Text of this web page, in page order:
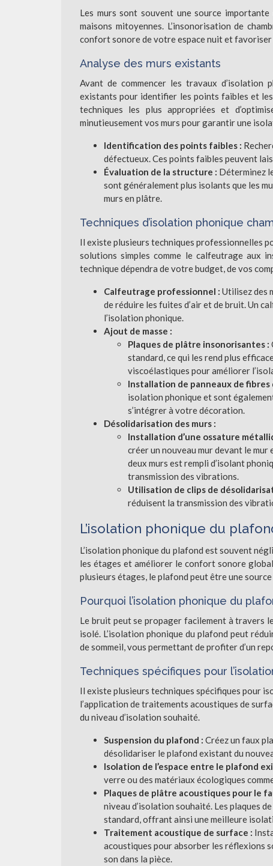
Les murs sont souvent une source
maisons mitoyennes. L’insonorisation de
confort sonore de votre espace nuit et favoriser
Analyse des murs existants
Avant de commencer les travaux d’isolation
existants pour identifier les points faibles et
techniques les plus appropriées et
minutieusement vos murs pour garantir une
Identification des points faibles :
défectueux. Ces points faibles peuvent
Évaluation de la structure : Déterminez
sont généralement plus isolants que les
murs en plâtre.
Techniques d’isolation phonique
Il existe plusieurs techniques professionnelles
solutions simples comme le calfeutrage aux
technique dépendra de votre budget, de vos
Calfeutrage professionnel : Utilisez des
de réduire les fuites d’air et de bruit. Un
l’isolation phonique.
Ajout de masse :
Plaques de plâtre insonorisantes :
standard, ce qui les rend plus
viscoélastiques pour améliorer
Installation de panneaux de fibres
isolation phonique et sont
s’intégrer à votre décoration.
Désolidarisation des murs :
Installation d’une ossature
créer un nouveau mur devant le
deux murs est rempli d’isolant
transmission des vibrations.
Utilisation de clips de
réduisent la transmission des
L’isolation phonique du
L’isolation phonique du plafond est souvent
les étages et améliorer le confort sonore
plusieurs étages, le plafond peut être une
Pourquoi l’isolation phonique du
Le bruit peut se propager facilement à travers
isolé. L’isolation phonique du plafond peut
de sommeil, vous permettant de profiter d’un
Techniques spécifiques pour
Il existe plusieurs techniques spécifiques pour
l’application de traitements acoustiques de
du niveau d’isolation souhaité.
Suspension du plafond : Créez un faux
désolidariser le plafond existant du
Isolation de l’espace entre le plafond
verre ou des matériaux écologiques
Plaques de plâtre acoustiques pour le
niveau d’isolation souhaité. Les plaques
standard, offrant ainsi une meilleure
Traitement acoustique de surface :
acoustiques pour absorber les réflexions
son dans la pièce.